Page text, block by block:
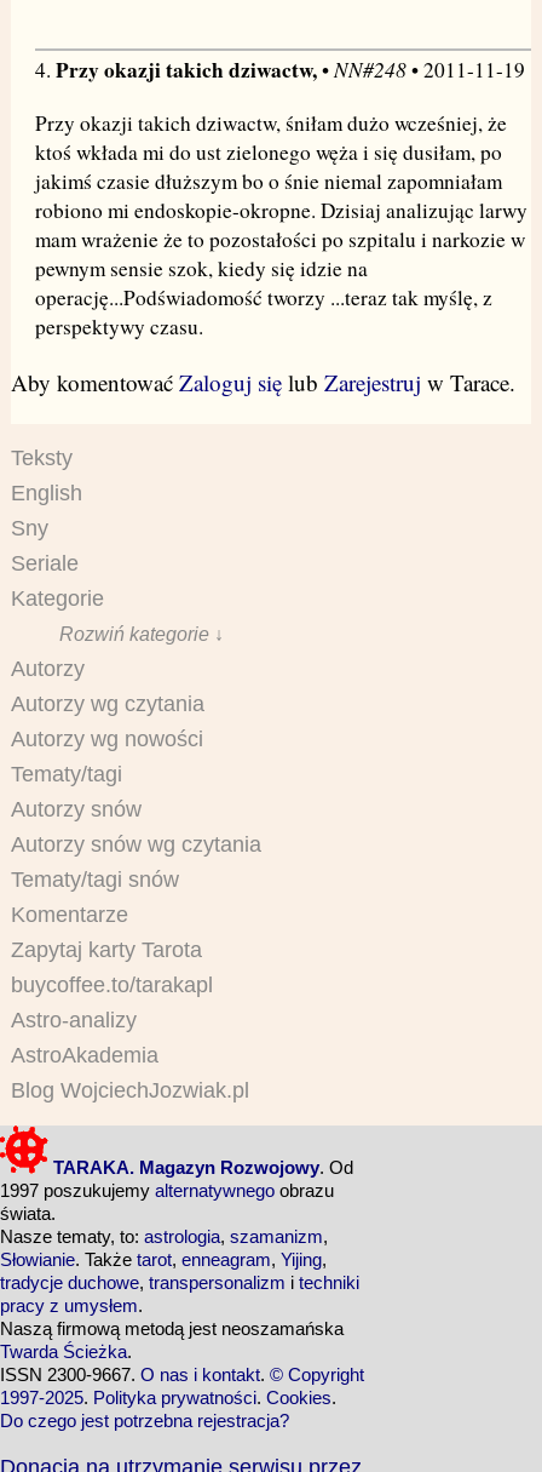
4. Przy okazji takich dziwactw,•NN#248• 2011-11-19
Przy okazji takich dziwactw, śniłam dużo wcześniej, że
ktoś wkłada mi do ust zielonego węża i się dusiłam, po
jakimś czasie dłuższym bo o śnie niemal zapomniałam
robiono mi endoskopie-okropne. Dzisiaj analizując larwy
mam wrażenie że to pozostałości po szpitalu i narkozie w
pewnym sensie szok, kiedy się idzie na
operację...Podświadomość tworzy ...teraz tak myślę, z
perspektywy czasu.
Aby komentować Zaloguj sięlub Zarejestruj w Tarace.
Teksty
English
Sny
Seriale
Kategorie
Rozwiń kategorie ↓
Autorzy
Autorzy wg czytania
Autorzy wg nowości
Tematy/tagi
Autorzy snów
Autorzy snów wg czytania
Tematy/tagi snów
Komentarze
Zapytaj karty Tarota
buycoffee.to/tarakapl
Astro-analizy
AstroAkademia
Blog WojciechJozwiak.pl
TARAKA. Magazyn Rozwojowy. Od
1997 poszukujemy alternatywnego obrazu
świata.
Nasze tematy, to: astrologia, szamanizm,
Słowianie. Także tarot, enneagram, Yijing,
tradycje duchowe, transpersonalizm i techniki
pracy z umysłem.
Naszą firmową metodą jest neoszamańska
Twarda Ścieżka.
ISSN 2300-9667. O nas i kontakt. © Copyright
1997-2025. Polityka prywatności. Cookies.
Do czego jest potrzebna rejestracja?